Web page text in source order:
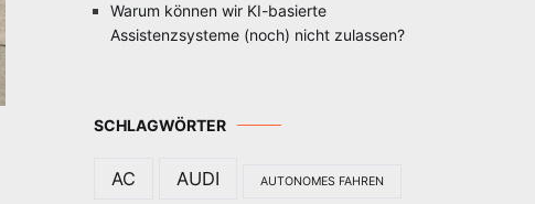
Warum können wir KI-basierte
Assistenzsysteme (noch) nicht zulassen?
SCHLAGWÖRTER
AC AUDI AUTONOMES FAHREN